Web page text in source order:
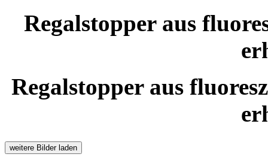
Regalstopper aus
Regalstopper aus
weitere Bilder laden